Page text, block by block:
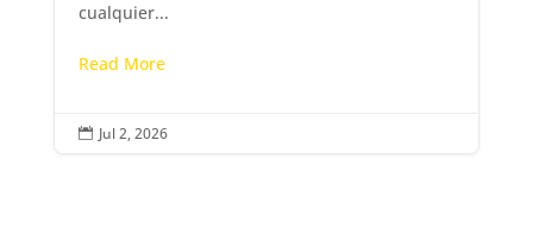
cualquier...
Read More
 Jul 2, 2026